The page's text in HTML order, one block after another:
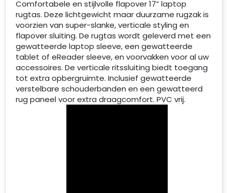
Comfortabele en stijlvolle flapover 17” laptop
rugtas. Deze lichtgewicht maar duurzame rugzak is
voorzien van super-slanke, verticale styling en
flapover sluiting. De rugtas wordt geleverd met een
gewatteerde laptop sleeve, een gewatteerde
tablet of eReader sleeve, en voorvakken voor al uw
accessoires. De verticale ritssluiting biedt toegang
tot extra opbergruimte. Inclusief gewatteerde
verstelbare schouderbanden en een gewatteerd
rug paneel voor extra draagcomfort. PVC vrij.